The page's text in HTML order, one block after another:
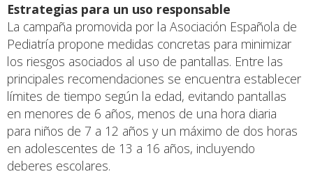
Estrategias para un uso responsable
La campaña promovida por la Asociación Española de
Pediatría propone medidas concretas para minimizar
los riesgos asociados al uso de pantallas. Entre las
principales recomendaciones se encuentra establecer
límites de tiempo según la edad, evitando pantallas
en menores de 6 años, menos de una hora diaria
para niños de 7 a 12 años y un máximo de dos horas
en adolescentes de 13 a 16 años, incluyendo
deberes escolares.